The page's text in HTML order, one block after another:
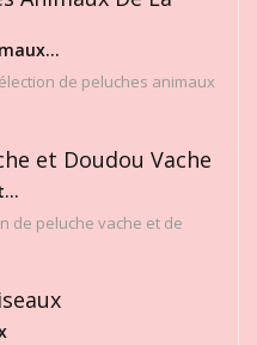
de peluches animaux
de peluche vache et de